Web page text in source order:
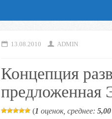
13.08.2010 ADMIN
Концепция
предложенная
(1 оценок, среднее: 5,00